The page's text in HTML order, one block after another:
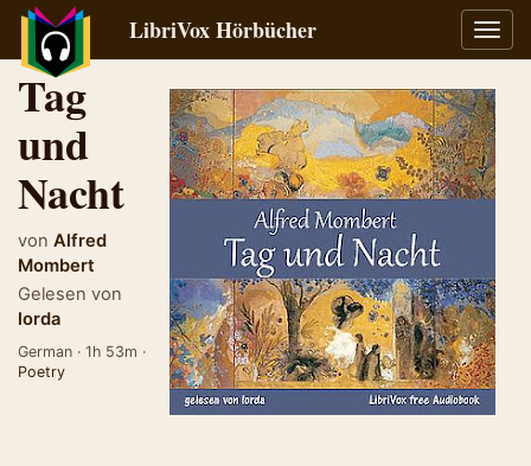
LibriVox Hörbücher
Tag
und
Nacht
von Alfred
Mombert
Gelesen von
lorda
German · 1h 53m ·
Poetry